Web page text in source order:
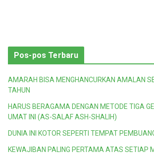
Pos-pos Terbaru
AMARAH BISA MENGHANCURKAN AMALAN
TAHUN
HARUS BERAGAMA DENGAN METODE TIGA
UMAT INI (AS-SALAF ASH-SHALIH)
DUNIA INI KOTOR SEPERTI TEMPAT
KEWAJIBAN PALING PERTAMA ATAS SETIAP